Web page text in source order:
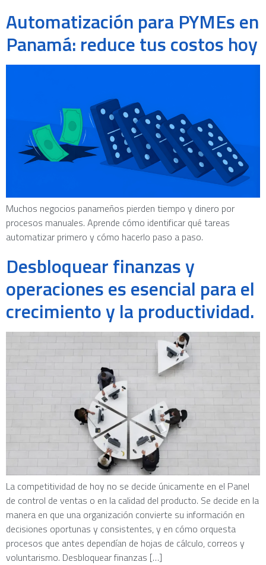
Automatización para PYMEs en
Panamá: reduce tus costos hoy
Muchos negocios panameños pierden tiempo y dinero por
procesos manuales. Aprende cómo identificar qué tareas
automatizar primero y cómo hacerlo paso a paso.
Desbloquear finanzas y
operaciones es esencial para el
crecimiento y la productividad.
La competitividad de hoy no se decide únicamente en el Panel
de control de ventas o en la calidad del producto. Se decide en la
manera en que una organización convierte su información en
decisiones oportunas y consistentes, y en cómo orquesta
procesos que antes dependían de hojas de cálculo, correos y
voluntarismo. Desbloquear finanzas […]